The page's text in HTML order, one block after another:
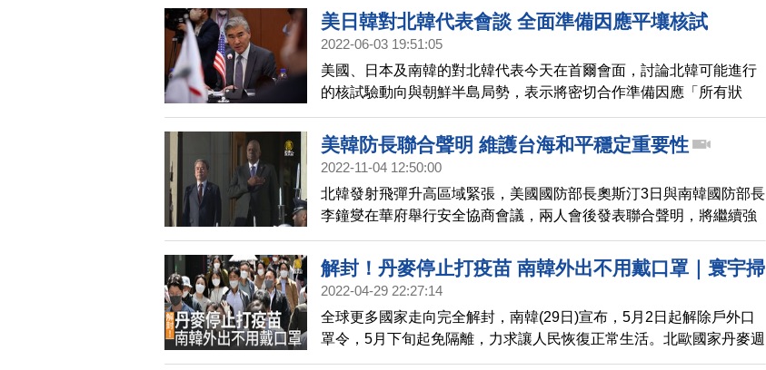
美日韓對北韓代表會談 全面準備因應平壤核試
2022-06-03 19:51:05
美國、日本及南韓的對北韓代表今天在首爾會面，討論北韓可能進行
的核試驗動向與朝鮮半島局勢，表示將密切合作準備因應「所有狀
況」。
美韓防長聯合聲明 維護台海和平穩定重要性
2022-11-04 12:50:00
北韓發射飛彈升高區域緊張，美國國防部長奧斯汀3日與南韓國防部長
李鐘燮在華府舉行安全協商會議，兩人會後發表聯合聲明，將繼續強
化美韓聯盟，關切北韓近來升高區域緊張的行動，也重申維護台海和
平穩定的重要性。今年五月，美國總統拜登與南韓總統尹錫悅也發表
聯合聲明，強調維護台灣海峽和平穩定的重要性。
解封！丹麥停止打疫苗 南韓外出不用戴口罩｜寰宇掃
描
2022-04-29 22:27:14
全球更多國家走向完全解封，南韓(29日)宣布，5月2日起解除戶外口
罩令，5月下旬起免隔離，力求讓人民恢復正常生活。北歐國家丹麥週
三(4/27)也宣布，不再實施大規模疫苗接種計畫，成為全球第一個停止